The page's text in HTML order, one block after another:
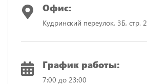
Офис:
Кудринский переулок, 3Б, стр. 2
График работы:
7:00 до 23:00